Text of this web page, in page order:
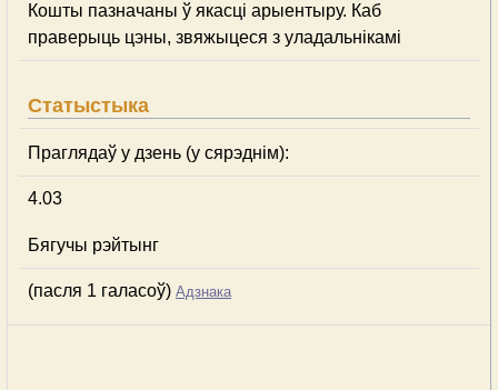
Кошты пазначаны ў якасці арыентыру. Каб
праверыць цэны, звяжыцеся з уладальнікамі
Статыстыка
Праглядаў у дзень (у сярэднім):
4.03
Бягучы рэйтынг
(пасля 1 галасоў) Адзнака